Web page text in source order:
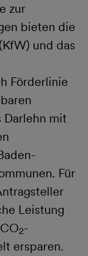
zur
bieten die
und das
Förderlinie
Darlehn mit
Für
Leistung
2-
ersparen.